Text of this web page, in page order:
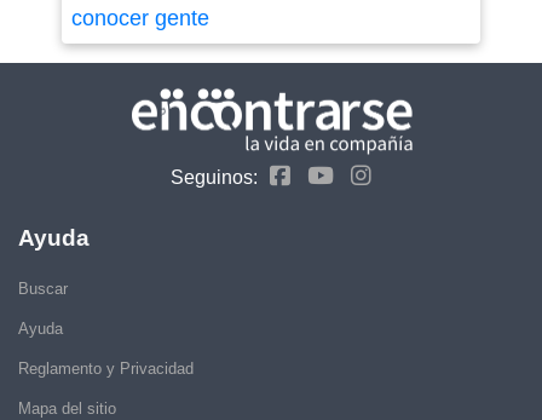
conocer gente
Seguinos:
Ayuda
Buscar
Ayuda
Reglamento y Privacidad
Mapa del sitio